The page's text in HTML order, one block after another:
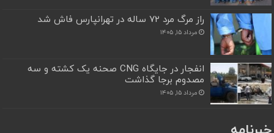
راز مرگ مرد ۷۲ ساله در تهرانپارس فاش شد
مرداد ۱۵, ۱۴۰۵
انفجار در جایگاه CNG صحنه یک کشته و سه
مصدوم برجا گذاشت
مرداد ۱۵, ۱۴۰۵